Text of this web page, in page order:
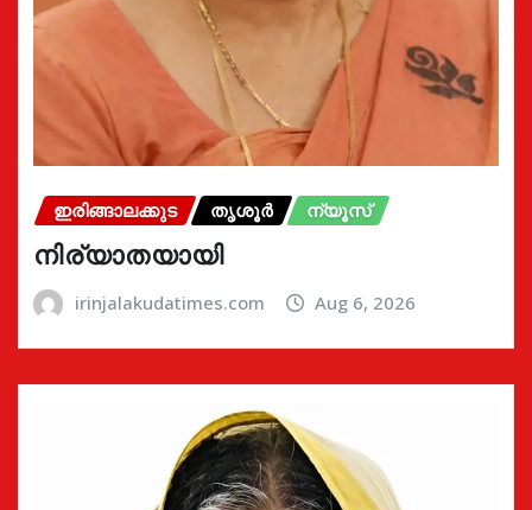
ഇരിങ്ങാലക്കുട തൃശൂർ ന്യൂസ്
നിര്യാതയായി
irinjalakudatimes.com Aug 6, 2026